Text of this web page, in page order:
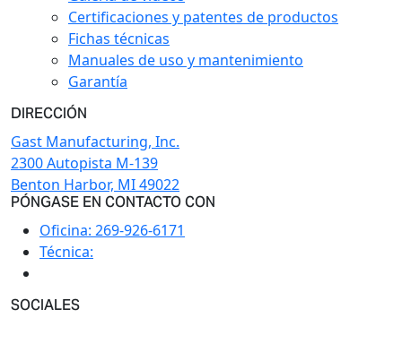
Certificaciones y patentes de productos
Fichas técnicas
Manuales de uso y mantenimiento
Garantía
DIRECCIÓN
Gast Manufacturing, Inc.
2300 Autopista M-139
Benton Harbor, MI 49022
PÓNGASE EN CONTACTO CON
Oficina: 269-926-6171
Técnica:
SOCIALES